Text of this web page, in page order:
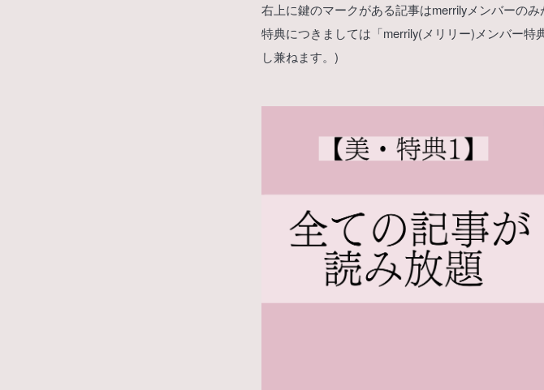
右上に鍵のマークがある記事はmerrilyメンバーのみ
特典につきましては「merrily(メリリー)メンバー
し兼ねます。)